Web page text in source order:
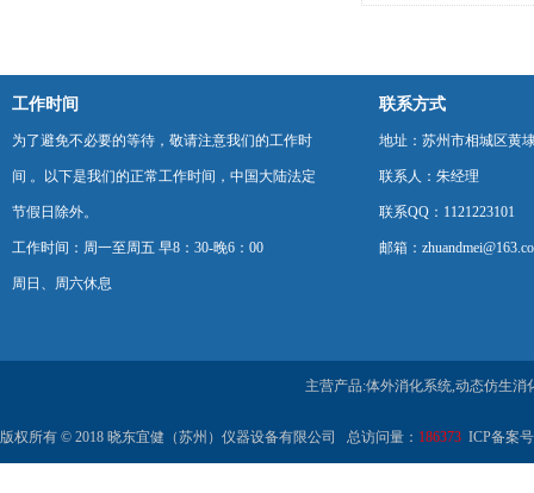
工作时间
为了避免不必要的等待，敬请注意我们的工作时
间 。以下是我们的正常工作时间，中国大陆法定
节假日除外。
工作时间：周一至周五 早8：30-晚6：00
周日、周六休息
联系方式
地址：苏州市相城区黄
联系人：朱经理
联系QQ：1121223101
邮箱：
主营产品:体外消化系统,动态仿生消
版权所有 © 2018 晓东宜健（苏州）仪器设备有限公司 总访问量： 186373 ICP备案